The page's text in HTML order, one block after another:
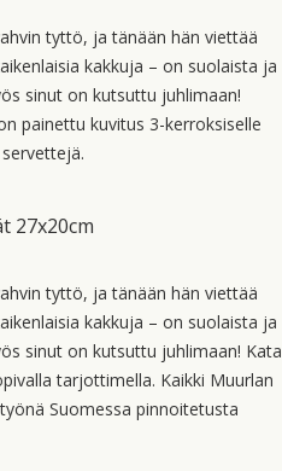
tyttö, ja tänään hän viettää
kakkuja – on suolaista ja
sinut on kutsuttu juhlimaan!
painettu kuvitus 3-kerroksiselle
27x20cm
tyttö, ja tänään hän viettää
kakkuja – on suolaista ja
sinut on kutsuttu juhlimaan! Kata
tarjottimella. Kaikki Muurlan
Suomessa pinnoitetusta